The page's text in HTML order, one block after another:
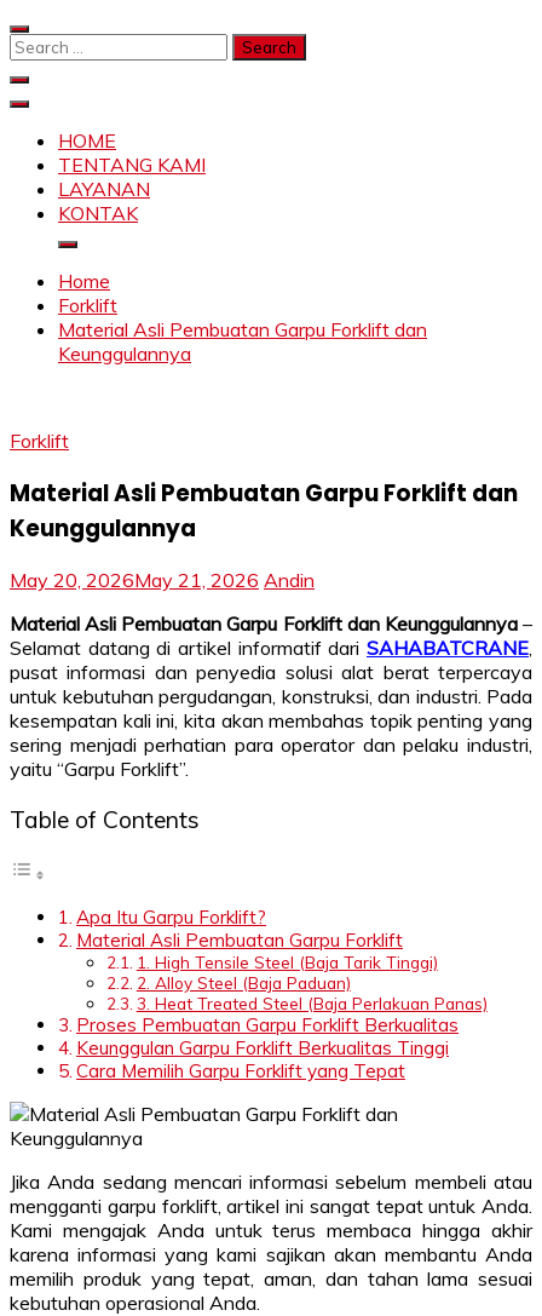
Skip
to
Search
SKYLIFTHOME
TENTANG KAMI
LAYANAN
KONTAK
Home
Forklift
Material Asli Pembuatan Garpu Forklift dan
Keunggulannya
Forklift
Material Asli Pembuatan Garpu Forklift dan
Keunggulannya
May 20, 2026May 21, 2026 Andin
Material Asli Pembuatan Garpu Forklift dan Keunggulannya–
Selamat datang di artikel informatif dari SAHABATCRANE,
pusat informasi dan penyedia solusi alat berat terpercaya
untuk kebutuhan pergudangan, konstruksi, dan industri. Pada
kesempatan kali ini, kita akan membahas topik penting yang
sering menjadi perhatian para operator dan pelaku industri,
yaitu “Garpu Forklift”.
Table of Contents
Apa Itu Garpu Forklift?
Material Asli Pembuatan Garpu Forklift
1. High Tensile Steel (Baja Tarik Tinggi)
2. Alloy Steel (Baja Paduan)
3. Heat Treated Steel (Baja Perlakuan Panas)
Proses Pembuatan Garpu Forklift Berkualitas
Keunggulan Garpu Forklift Berkualitas Tinggi
Cara Memilih Garpu Forklift yang Tepat
Jika Anda sedang mencari informasi sebelum membeli atau
mengganti garpu forklift, artikel ini sangat tepat untuk Anda.
Kami mengajak Anda untuk terus membaca hingga akhir
karena informasi yang kami sajikan akan membantu Anda
memilih produk yang tepat, aman, dan tahan lama sesuai
kebutuhan operasional Anda.